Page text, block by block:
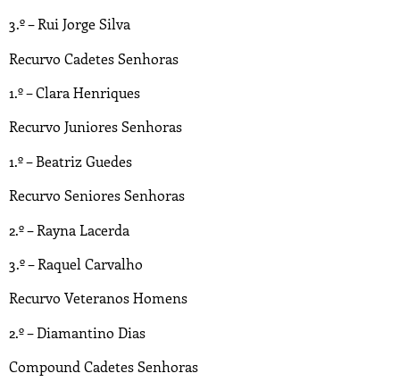
3.º – Rui Jorge Silva
Recurvo Cadetes Senhoras
1.º – Clara Henriques
Recurvo Juniores Senhoras
1.º – Beatriz Guedes
Recurvo Seniores Senhoras
2.º – Rayna Lacerda
3.º – Raquel Carvalho
Recurvo Veteranos Homens
2.º – Diamantino Dias
Compound Cadetes Senhoras